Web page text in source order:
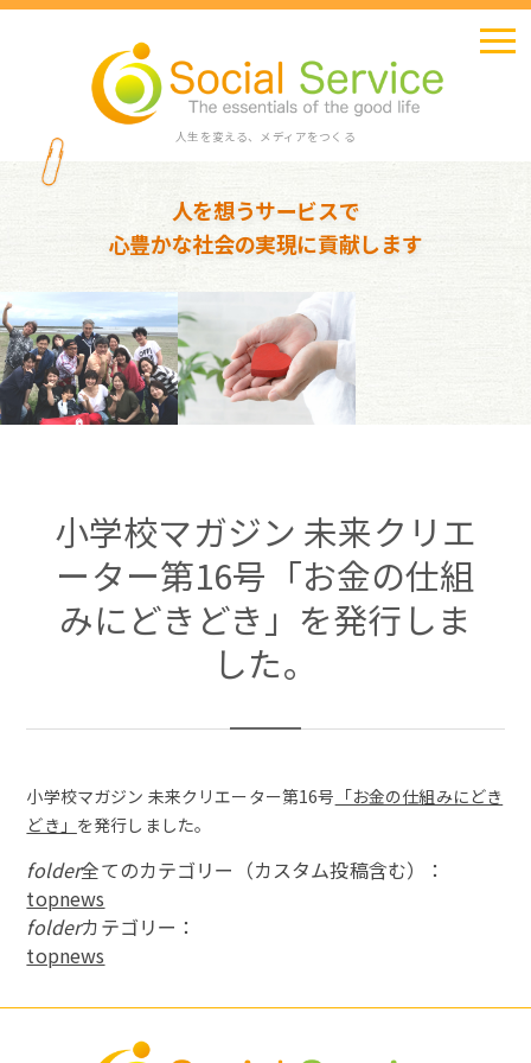
人生を変える、メディアをつくる
人を想うサービスで
心豊かな社会の実現に貢献します
小学校マガジン 未来クリエ
ーター第16号「お金の仕組
みにどきどき」を発行しま
した。
小学校マガジン 未来クリエーター第16号 「お金の仕組みにどき
どき」 を発行しました。
folder全てのカテゴリー（カスタム投稿含む）：
topnews
folderカテゴリー：
topnews